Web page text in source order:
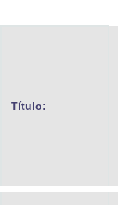
Título: